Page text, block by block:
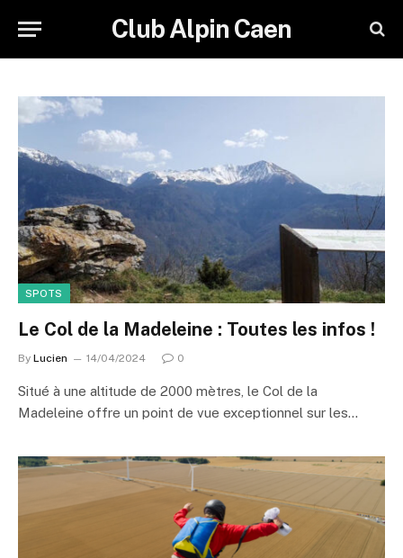
Club Alpin Caen
SPOTS
Le Col de la Madeleine : Toutes les infos !
By Lucien 14/04/2024 0
Situé à une altitude de 2000 mètres, le Col de la
Madeleine offre un point de vue exceptionnel sur les…